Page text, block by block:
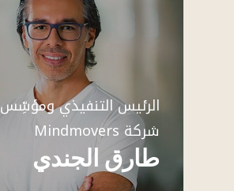
الرئيس التنفيذي ومؤسِّس
شركة Mindmovers
طارق الجندي